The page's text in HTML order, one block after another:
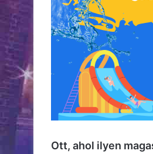
Ott, ahol ilyen